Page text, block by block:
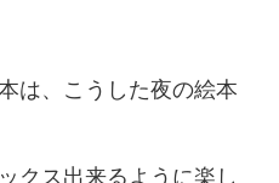
は、こうした夜の絵本
クス出来るように楽し